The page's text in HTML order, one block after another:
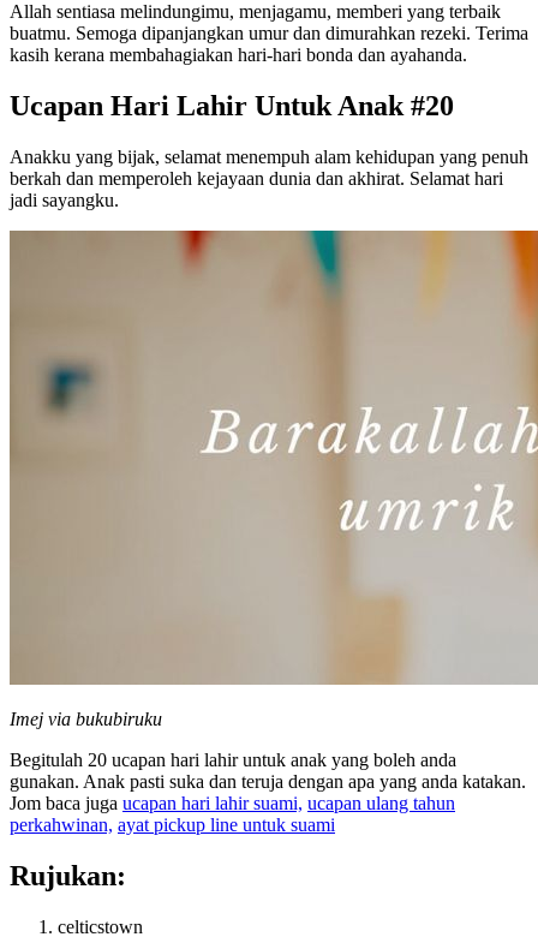
Allah sentiasa melindungimu, menjagamu, memberi yang terbaik
buatmu. Semoga dipanjangkan umur dan dimurahkan rezeki. Terima
kasih kerana membahagiakan hari-hari bonda dan ayahanda.
Ucapan Hari Lahir Untuk Anak #20
Anakku yang bijak, selamat menempuh alam kehidupan yang penuh
berkah dan memperoleh kejayaan dunia dan akhirat. Selamat hari
jadi sayangku.
Imej via bukubiruku
Begitulah 20 ucapan hari lahir untuk anak yang boleh anda
gunakan. Anak pasti suka dan teruja dengan apa yang anda katakan.
Jom baca juga ucapan hari lahir suami, ucapan ulang tahun
perkahwinan, ayat pickup line untuk suami
Rujukan:
celticstown